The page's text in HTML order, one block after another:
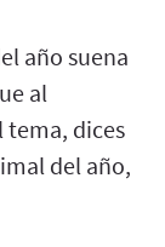
año suena
al
tema, dices
del año,